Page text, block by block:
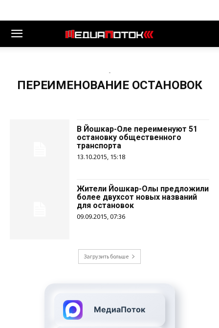
-
ПЕРЕИМЕНОВАНИЕ ОСТАНОВОК
В Йошкар-Оле переименуют 51
остановку общественного
транспорта
13.10.2015, 15:18
Жители Йошкар-Олы предложили
более двухсот новых названий
для остановок
09.09.2015, 07:36
Загрузить больше
МедиаПоток